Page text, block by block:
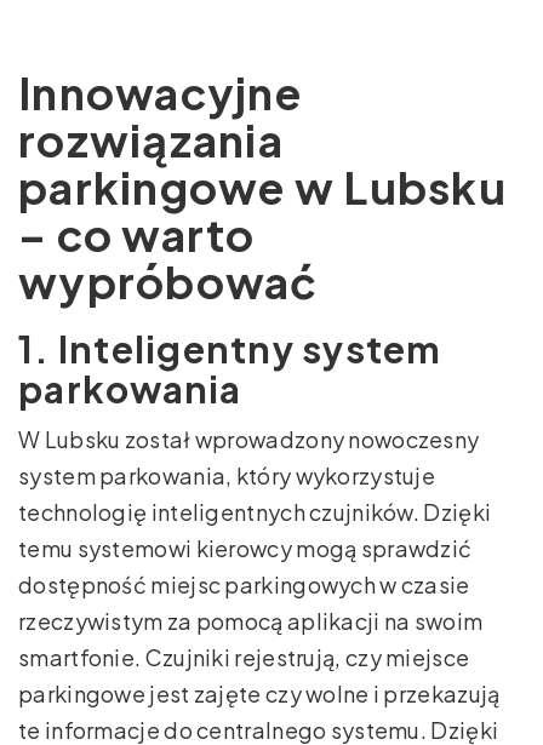
Innowacyjne
rozwiązania
parkingowe w Lubsku
– co warto
wypróbować
1. Inteligentny system
parkowania
W Lubsku został wprowadzony nowoczesny
system parkowania, który wykorzystuje
technologię inteligentnych czujników. Dzięki
temu systemowi kierowcy mogą sprawdzić
dostępność miejsc parkingowych w czasie
rzeczywistym za pomocą aplikacji na swoim
smartfonie. Czujniki rejestrują, czy miejsce
parkingowe jest zajęte czy wolne i przekazują
te informacje do centralnego systemu. Dzięki